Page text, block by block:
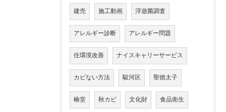
建売 施工動画 浮遊菌調査
アレルギー診断 アレルギー問題
住環境改善 ナイスキャリーサービス
カビない方法 駿河区 聖徳太子
椿堂 秋カビ 文化財 食品衛生